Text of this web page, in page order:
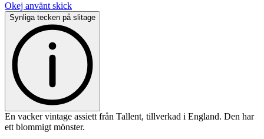
Okej använt skick
Synliga tecken på slitage
En vacker vintage assiett från Tallent, tillverkad i England. Den har
ett blommigt mönster.